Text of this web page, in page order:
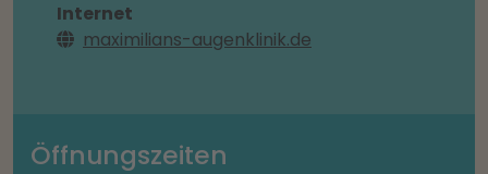
Internet
maximilians-augenklinik.de
Öffnungszeiten